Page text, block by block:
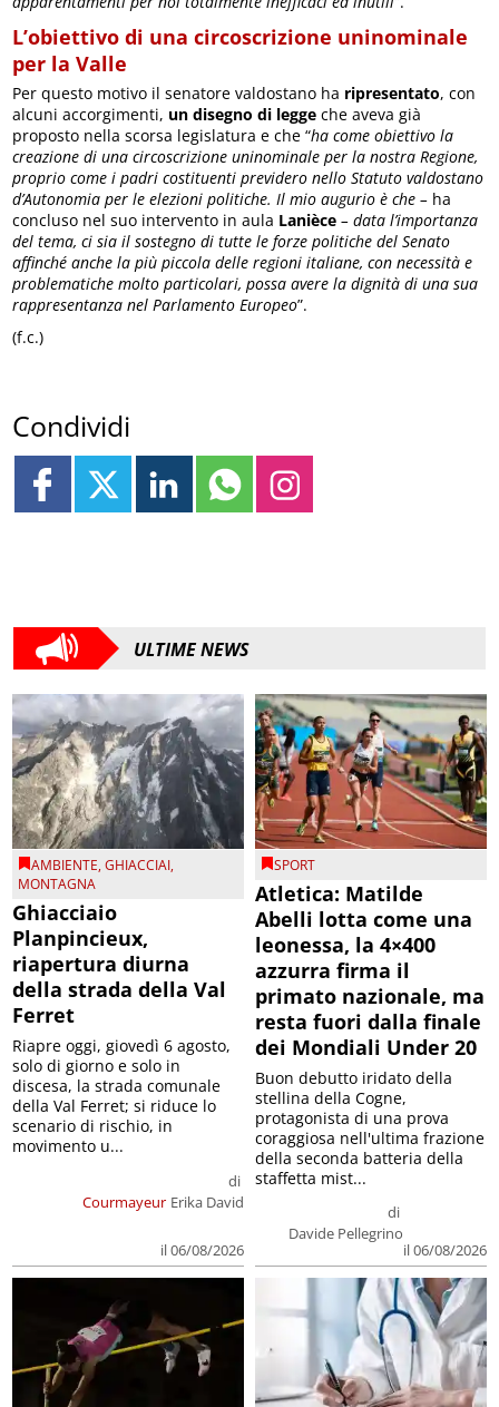
L’obiettivo di una circoscrizione uninominale
per la Valle
Per questo motivo il senatore valdostano ha ripresentato, con
alcuni accorgimenti, un disegno di legge che aveva già
proposto nella scorsa legislatura e che “ha come obiettivo la
creazione di una circoscrizione uninominale per la nostra Regione,
proprio come i padri costituenti previdero nello Statuto valdostano
d’Autonomia per le elezioni politiche. Il mio augurio è che – ha
concluso nel suo intervento in aula Lanièce – data l’importanza
del tema, ci sia il sostegno di tutte le forze politiche del Senato
affinché anche la più piccola delle regioni italiane, con necessità e
problematiche molto particolari, possa avere la dignità di una sua
rappresentanza nel Parlamento Europeo”.
(f.c.)
Condividi
ULTIME NEWS
AMBIENTE,GHIACCIAI,
MONTAGNA
Ghiacciaio
Planpincieux,
riapertura diurna
della strada della Val
Ferret
Courmayeur
di
Erika David
il 06/08/2026
Riapre oggi, giovedì 6 agosto,
solo di giorno e solo in
discesa, la strada comunale
della Val Ferret; si riduce lo
scenario di rischio, in
movimento u...
SPORT
Atletica: Matilde
Abelli lotta come una
leonessa, la 4×400
azzurra firma il
primato nazionale, ma
resta fuori dalla finale
dei Mondiali Under 20
di
Davide Pellegrino
il 06/08/2026
Buon debutto iridato della
stellina della Cogne,
protagonista di una prova
coraggiosa nell'ultima frazione
della seconda batteria della
staffetta mist...